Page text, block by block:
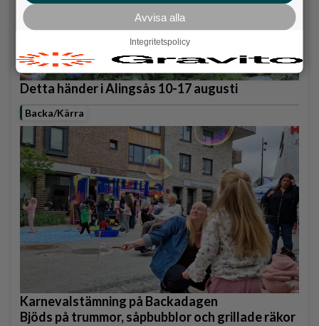
Detta händer i Alingsås 10-17 augusti
Backa/Kärra
Karnevalstämning på Backadagen
Bjöds på trummor, såpbubblor och grillade räkor
Avvisa alla
Integritetspolicy